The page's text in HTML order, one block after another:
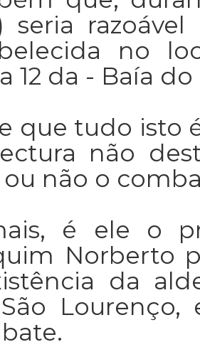
seria
no
12 da - Baía
que tudo isto
não
não o
é ele o
Norberto
da